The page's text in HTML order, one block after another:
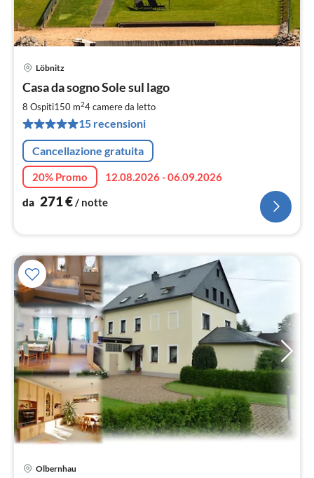
Löbnitz
Casa da sogno Sole sul lago
8 Ospiti150 m24camere da letto
15 recensioni
Cancellazione gratuita
20% Promo
12.08.2026 - 06.09.2026
da 271€/ notte
Olbernhau